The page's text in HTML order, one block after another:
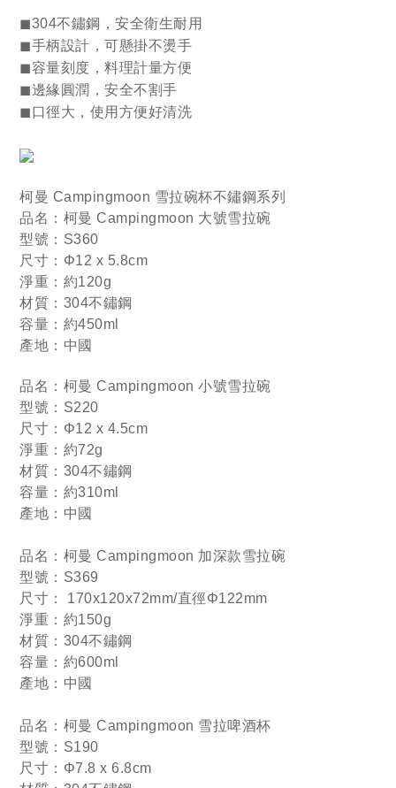
◼304不鏽鋼， 安全衛生耐用
◼手柄設計，可懸掛不燙手
◼容量刻度，料理計量方便
◼邊緣圓潤，安全不割手
◼口徑大，使用方便好清洗
柯曼 Campingmoon 雪拉碗杯不鏽鋼系列
品名：柯曼 Campingmoon 大號雪拉碗
型號：S360
尺寸：Φ12 x 5.8cm
淨重：約120g
材質：304不鏽鋼
容量：約450ml
產地：中國
品名：柯曼 Campingmoon 小號雪拉碗
型號：S220
尺寸：Φ12 x 4.5cm
淨重：約72g
材質：304不鏽鋼
容量：約310ml
產地：中國
品名：柯曼 Campingmoon 加深款雪拉碗
型號：S369
尺寸： 170x120x72mm/直徑Φ122mm
淨重：約150g
材質：304不鏽鋼
容量：約600ml
產地：中國
品名：柯曼 Campingmoon 雪拉啤酒杯
型號：S190
尺寸：Φ7.8 x 6.8cm